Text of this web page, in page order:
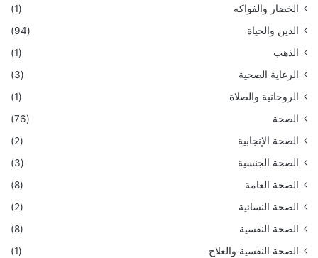
الخضار والفواكه
(1)
الدين والحياة
(94)
الذهب
(1)
الرعاية الصحية
(3)
الروحانية والصلاة
(1)
الصحة
(76)
الصحة الإنجابية
(2)
الصحة الجنسية
(3)
الصحة العامة
(8)
الصحة النسائية
(2)
الصحة النفسية
(8)
الصحة النفسية والعلاج
(1)